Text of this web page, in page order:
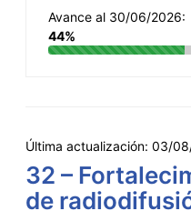
Avance al 30/06/2026:
44%
Última actualización: 03/
32 –
de